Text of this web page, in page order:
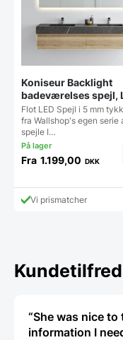
Koniseur Backlight
badeværelses spejl,
lampeudtag –
Flot LED Spejl i 5 mm
fra Wallshop's egen serie
spejle I…
Fra 1.199,00 DKK
Vi prismatcher
“She was nice